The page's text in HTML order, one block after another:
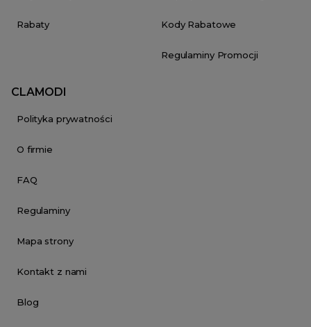
Rabaty Kody Rabatowe
Regulaminy Promocji
CLAMODI
Polityka prywatności
O firmie
FAQ
Regulaminy
Mapa strony
Kontakt z nami
Blog